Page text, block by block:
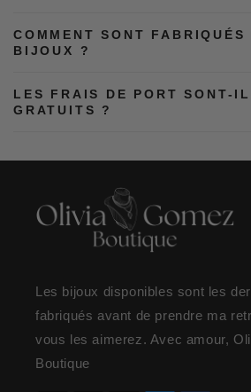
COMMENT SONT FABRIQUÉS
BIJOUX ?
LES FRAIS DE PORT SONT-
GRATUITS ?
Les bijoux disponibles sont les
fabriqués avant de prendre ma
vous les aimerez. Avec amour,
Boutique